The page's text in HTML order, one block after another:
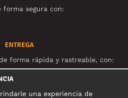
forma segura con:
ENTREGA
forma rápida y rastreable, con:
una experiencia de